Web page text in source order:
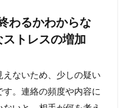
わるかわからな
トレスの増加
ないため、少しの疑い
。連絡の頻度や内容に